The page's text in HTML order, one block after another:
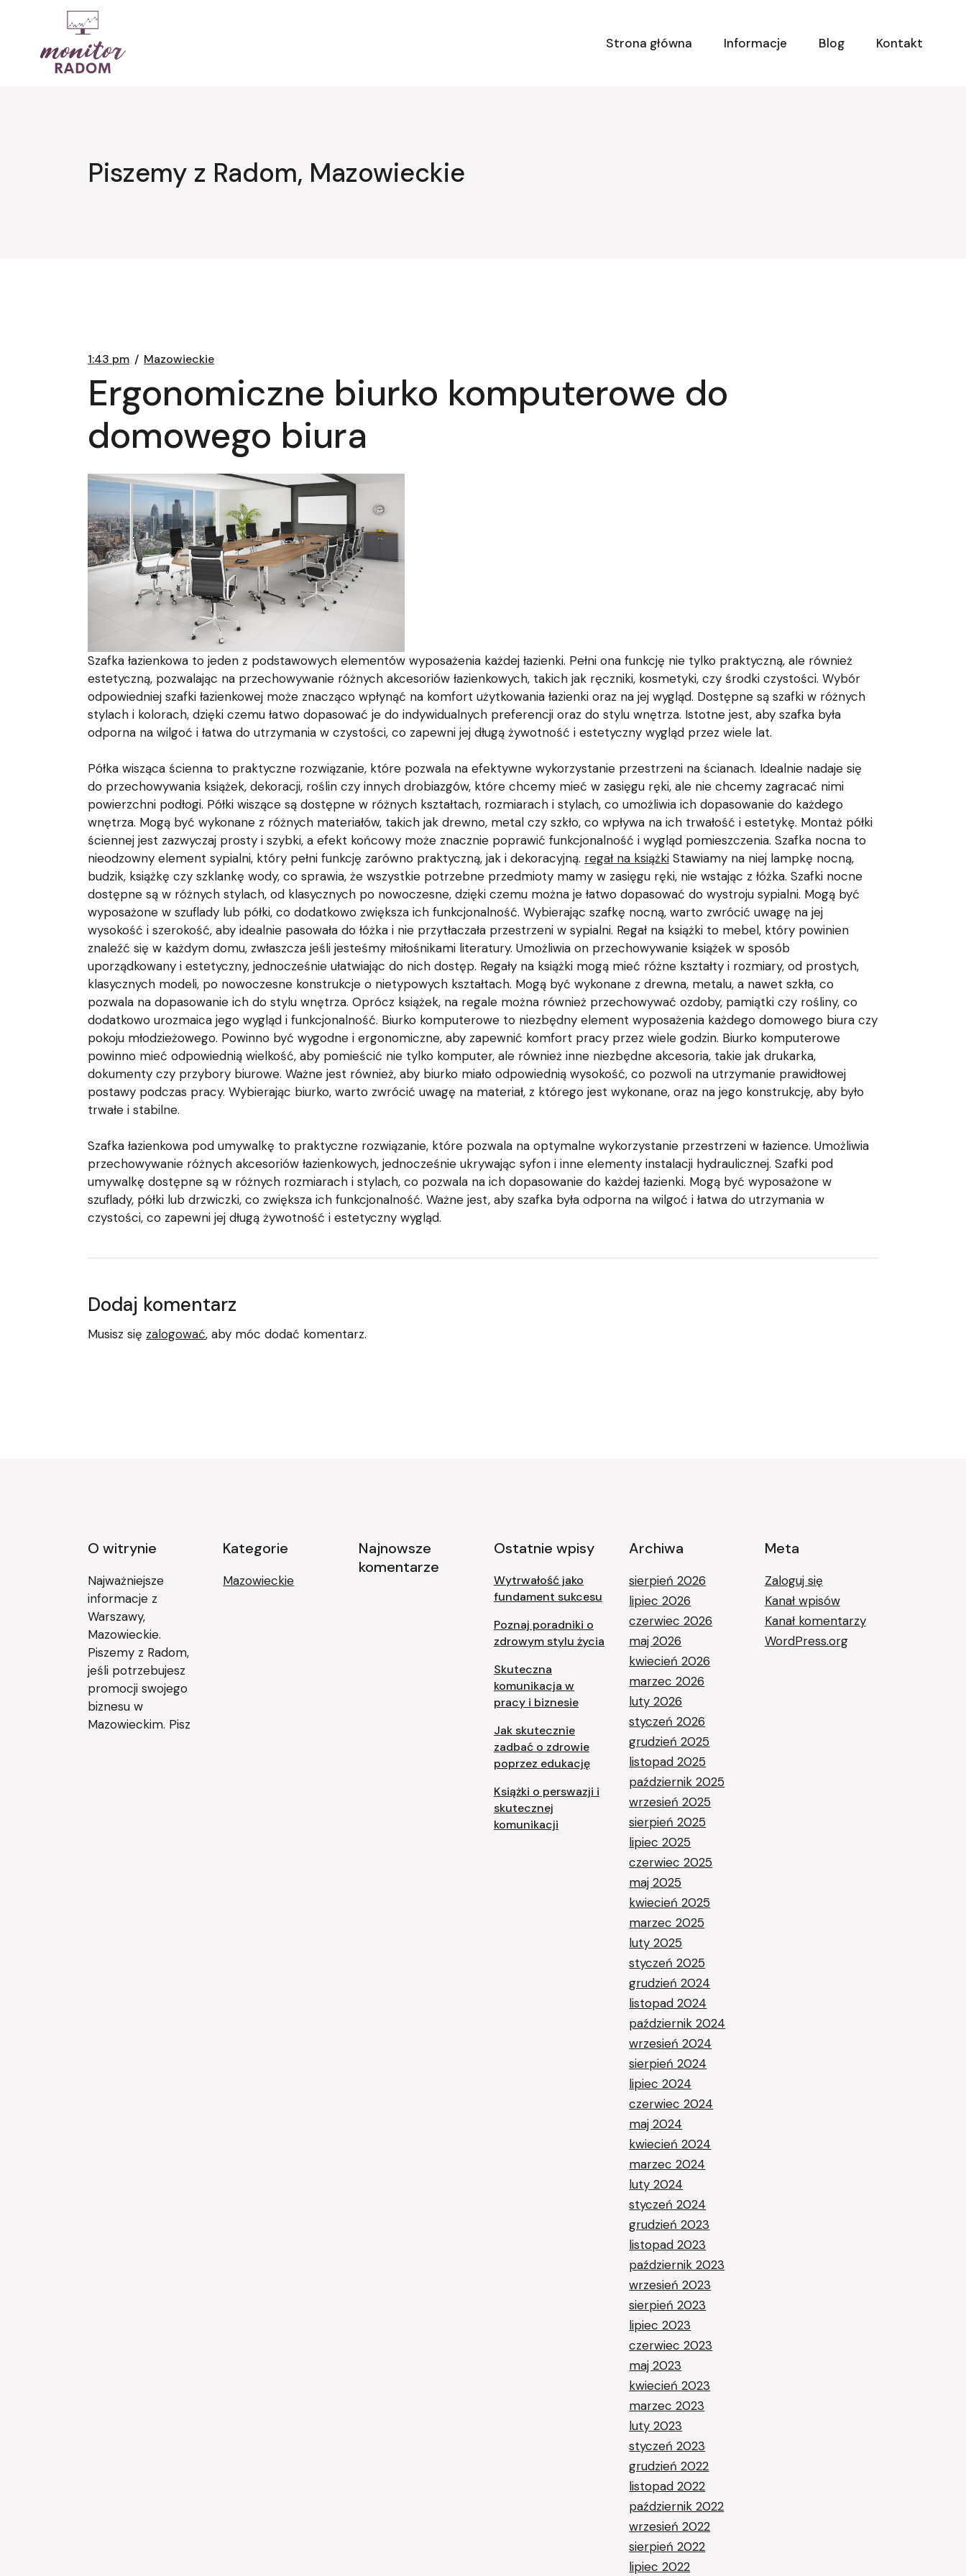
Strona główna
Informacje Blog Kontakt
Piszemy z Radom, Mazowieckie
1:43 pm Mazowieckie
Ergonomiczne biurko komputerowe do
domowego biura
Szafka łazienkowa to jeden z podstawowych elementów wyposażenia każdej łazienki. Pełni ona funkcję nie tylko praktyczną, ale również
estetyczną, pozwalając na przechowywanie różnych akcesoriów łazienkowych, takich jak ręczniki, kosmetyki, czy środki czystości. Wybór
odpowiedniej szafki łazienkowej może znacząco wpłynąć na komfort użytkowania łazienki oraz na jej wygląd. Dostępne są szafki w różnych
stylach i kolorach, dzięki czemu łatwo dopasować je do indywidualnych preferencji oraz do stylu wnętrza. Istotne jest, aby szafka była
odporna na wilgoć i łatwa do utrzymania w czystości, co zapewni jej długą żywotność i estetyczny wygląd przez wiele lat.
Półka wisząca ścienna to praktyczne rozwiązanie, które pozwala na efektywne wykorzystanie przestrzeni na ścianach. Idealnie nadaje się
do przechowywania książek, dekoracji, roślin czy innych drobiazgów, które chcemy mieć w zasięgu ręki, ale nie chcemy zagracać nimi
powierzchni podłogi. Półki wiszące są dostępne w różnych kształtach, rozmiarach i stylach, co umożliwia ich dopasowanie do każdego
wnętrza. Mogą być wykonane z różnych materiałów, takich jak drewno, metal czy szkło, co wpływa na ich trwałość i estetykę. Montaż półki
ściennej jest zazwyczaj prosty i szybki, a efekt końcowy może znacznie poprawić funkcjonalność i wygląd pomieszczenia. Szafka nocna to
nieodzowny element sypialni, który pełni funkcję zarówno praktyczną, jak i dekoracyjną. regał na książki Stawiamy na niej lampkę nocną,
budzik, książkę czy szklankę wody, co sprawia, że wszystkie potrzebne przedmioty mamy w zasięgu ręki, nie wstając z łóżka. Szafki nocne
dostępne są w różnych stylach, od klasycznych po nowoczesne, dzięki czemu można je łatwo dopasować do wystroju sypialni. Mogą być
wyposażone w szuflady lub półki, co dodatkowo zwiększa ich funkcjonalność. Wybierając szafkę nocną, warto zwrócić uwagę na jej
wysokość i szerokość, aby idealnie pasowała do łóżka i nie przytłaczała przestrzeni w sypialni. Regał na książki to mebel, który powinien
znaleźć się w każdym domu, zwłaszcza jeśli jesteśmy miłośnikami literatury. Umożliwia on przechowywanie książek w sposób
uporządkowany i estetyczny, jednocześnie ułatwiając do nich dostęp. Regały na książki mogą mieć różne kształty i rozmiary, od prostych,
klasycznych modeli, po nowoczesne konstrukcje o nietypowych kształtach. Mogą być wykonane z drewna, metalu, a nawet szkła, co
pozwala na dopasowanie ich do stylu wnętrza. Oprócz książek, na regale można również przechowywać ozdoby, pamiątki czy rośliny, co
dodatkowo urozmaica jego wygląd i funkcjonalność. Biurko komputerowe to niezbędny element wyposażenia każdego domowego biura czy
pokoju młodzieżowego. Powinno być wygodne i ergonomiczne, aby zapewnić komfort pracy przez wiele godzin. Biurko komputerowe
powinno mieć odpowiednią wielkość, aby pomieścić nie tylko komputer, ale również inne niezbędne akcesoria, takie jak drukarka,
dokumenty czy przybory biurowe. Ważne jest również, aby biurko miało odpowiednią wysokość, co pozwoli na utrzymanie prawidłowej
postawy podczas pracy. Wybierając biurko, warto zwrócić uwagę na materiał, z którego jest wykonane, oraz na jego konstrukcję, aby było
trwałe i stabilne.
Szafka łazienkowa pod umywalkę to praktyczne rozwiązanie, które pozwala na optymalne wykorzystanie przestrzeni w łazience. Umożliwia
przechowywanie różnych akcesoriów łazienkowych, jednocześnie ukrywając syfon i inne elementy instalacji hydraulicznej. Szafki pod
umywalkę dostępne są w różnych rozmiarach i stylach, co pozwala na ich dopasowanie do każdej łazienki. Mogą być wyposażone w
szuflady, półki lub drzwiczki, co zwiększa ich funkcjonalność. Ważne jest, aby szafka była odporna na wilgoć i łatwa do utrzymania w
czystości, co zapewni jej długą żywotność i estetyczny wygląd.
Dodaj komentarz
Musisz się zalogować, aby móc dodać komentarz.
O witrynie
Najważniejsze
informacje z
Warszawy,
Mazowieckie.
Piszemy z Radom,
jeśli potrzebujesz
promocji swojego
biznesu w
Mazowieckim. Pisz
Kategorie
Mazowieckie
Najnowsze
komentarze
Ostatnie wpisy
Wytrwałość jako
fundament sukcesu
Poznaj poradniki o
zdrowym stylu życia
Skuteczna
komunikacja w
pracy i biznesie
Jak skutecznie
zadbać o zdrowie
poprzez edukację
Książki o perswazji i
skutecznej
komunikacji
Archiwa
sierpień 2026
lipiec 2026
czerwiec 2026
maj 2026
kwiecień 2026
marzec 2026
luty 2026
styczeń 2026
grudzień 2025
listopad 2025
październik 2025
wrzesień 2025
sierpień 2025
lipiec 2025
czerwiec 2025
maj 2025
kwiecień 2025
marzec 2025
luty 2025
styczeń 2025
grudzień 2024
listopad 2024
październik 2024
wrzesień 2024
sierpień 2024
lipiec 2024
czerwiec 2024
maj 2024
kwiecień 2024
marzec 2024
luty 2024
styczeń 2024
grudzień 2023
listopad 2023
październik 2023
wrzesień 2023
sierpień 2023
lipiec 2023
czerwiec 2023
maj 2023
kwiecień 2023
marzec 2023
luty 2023
styczeń 2023
grudzień 2022
listopad 2022
październik 2022
wrzesień 2022
sierpień 2022
lipiec 2022
Meta
Zaloguj się
Kanał wpisów
Kanał komentarzy
WordPress.org